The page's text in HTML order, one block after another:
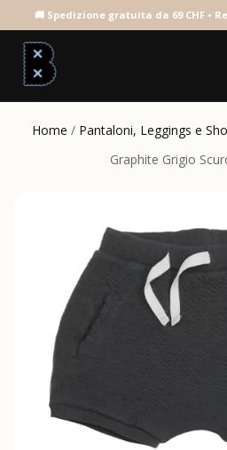
Home / Pantaloni, Leggings e
Graphite Grigio